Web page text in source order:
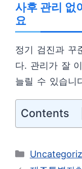
사후 관리 없
요
정기 검진과 꾸
다. 관리가 잘
늘릴 수 있습니
Contents
카
테